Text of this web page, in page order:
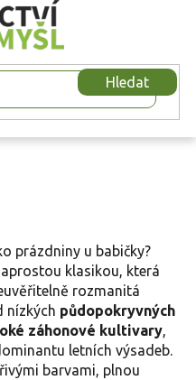
Hledat
prázdniny u babičky?
klasikou, která
rozmanitá
nízkých půdopokryvných
záhonové kultivary
letních výsadeb.
barvami, plnou